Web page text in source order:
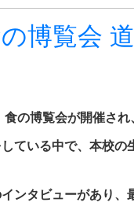
の博覧会
の博覧会が開催さ
ている中で、本校の
ンタビューがあり